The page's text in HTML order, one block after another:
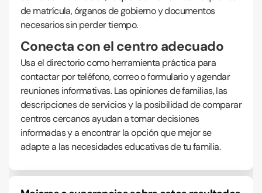
de matrícula, órganos de gobierno y documentos
necesarios sin perder tiempo.
Conecta con el centro adecuado
Usa el directorio como herramienta práctica para
contactar por teléfono, correo o formulario y agendar
reuniones informativas. Las opiniones de familias, las
descripciones de servicios y la posibilidad de comparar
centros cercanos ayudan a tomar decisiones
informadas y a encontrar la opción que mejor se
adapte a las necesidades educativas de tu familia.